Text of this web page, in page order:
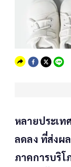
หลายประเท
ลดลง ที่ส่งผ
ภาคการบริ